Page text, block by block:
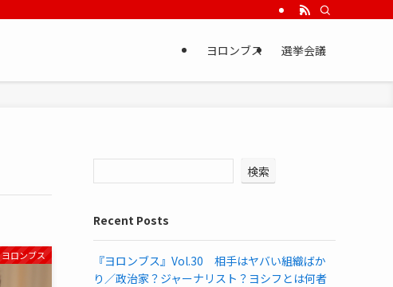
ヨロンブス 選挙会議
ヨロンブス
検索
Recent Posts
『ヨロンブス』Vol.30 相手はヤバい組織ばか
り／政治家？ジャーナリスト？ヨシフとは何者